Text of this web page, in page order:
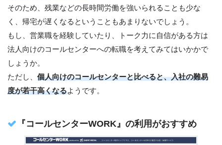
そのため、残業などの長時間労働を強いられることも少な
く、帰宅が遅くなるということもあまりないでしょう。
もし、営業職を経験していたり、トーク力に自信がある方は
法人向けのコールセンターへの転職を考えてみてはいかかで
しょうか。
ただし、 個人向けのコールセンターと比べると、入社の難易
度が若干高くなるようです。
『コールセンターWORK』の利用がおすすめ